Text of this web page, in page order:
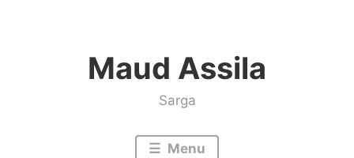
Maud Assila
Sarga
Menu